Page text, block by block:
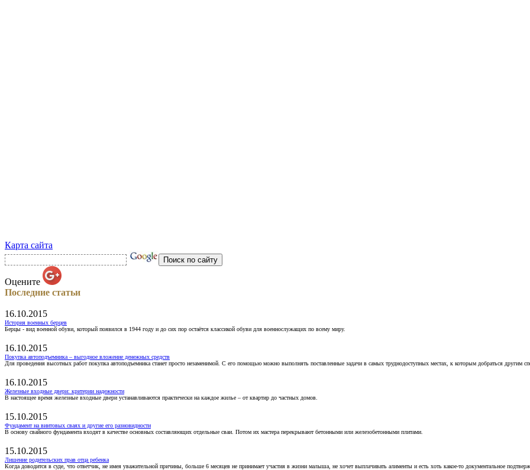
Карта сайта
Оцените
Последние статьи
16.10.2015
История военных берцев
Берцы - вид военной обуви, который появился в 1944 году и до сих пор остаётся классикой обуви для военнослужащих по всему миру.
16.10.2015
Покупка автоподъемника – выгодное вложение денежных средств
Для проведения высотных работ покупка автоподъемника станет просто незаменимой. С его помощью можно выполнять поставленные задачи в самых труднодоступных местах, к которым добраться другим
16.10.2015
Железные входные двери: критерии надежности
В настоящее время железные входные двери устанавливаются практически на каждое жилье – от квартир до частных домов.
15.10.2015
Фундамент на винтовых сваях и другие его разновидности
В основу свайного фундамента входят в качестве основных составляющих отдельные сваи. Потом их мастера перекрывают бетонными или железобетонными плитами.
15.10.2015
Лишение родительских прав отца ребенка
Когда доводится в суде, что ответчик, не имея уважительной причины, больше 6 месяцев не принимает участия в жизни малыша, не хочет выплачивать алименты и есть хоть какое-то документальное